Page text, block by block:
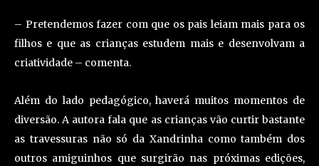
– Pretendemos fazer com que os pais leiam mais para os
filhos e que as crianças estudem mais e desenvolvam a
criatividade – comenta.
Além do lado pedagógico, haverá muitos momentos de
diversão. A autora fala que as crianças vão curtir bastante
as travessuras não só da Xandrinha como também dos
outros amiguinhos que surgirão nas próximas edições,